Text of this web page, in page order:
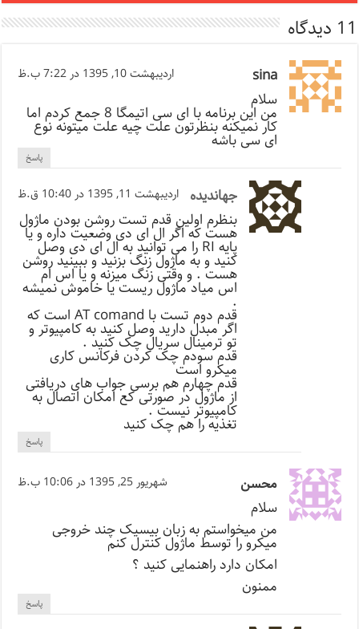
11 دیدگاه
sina اردیبهشت 10, 1395 در 7:22 ب.ظ
سلام
من این برنامه با ای سی اتیمگا 8 جمع کردم اما
کار نمیکنه بنظرتون علت چیه علت میتونه نوع
ای سی باشه
پاسخ
جهاندیده اردیبهشت 11, 1395 در 10:40 ق.ظ
بنظرم اولین قدم تست روشن بودن ماژول
هست که اگر ال ای دی وضعیت داره و یا
پایه RI را می توانید به ال ای دی وصل
کنید و به ماژول زنگ بزنید و ببینید روشن
هست . و وقتی زنگ میزنه و یا اس ام
اس میاد ماژول ریست یا خاموش نمیشه
.
قدم دوم تست با AT comand است که
اگر مبدل دارید وصل کنید به کامپیوتر و
تو ترمینال سریال چک کنید .
قدم سودم چک کردن فرکانس کاری
میکرو است
قدم چهارم هم برسی جواب های دریافتی
از ماژول در صورتی کع امکان اتصال به
کامپیوتر نیست .
تغذیه را هم چک کنید
پاسخ
محسن شهریور 25, 1395 در 10:06 ب.ظ
سلام
من میخواستم به زبان بیسیک چند خروجی
میکرو را توسط ماژول کنترل کنم
امکان دارد راهنمایی کنید ؟
ممنون
پاسخ